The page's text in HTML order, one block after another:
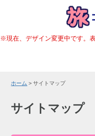
※現在、デザイン変更中です。
ホーム > サイトマップ
サイトマップ